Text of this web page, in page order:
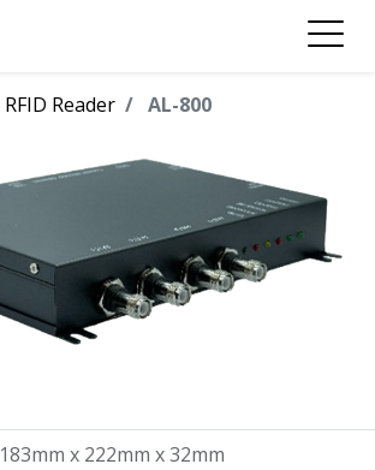
RFID Reader AL-800
183mm x 222mm x 32mm